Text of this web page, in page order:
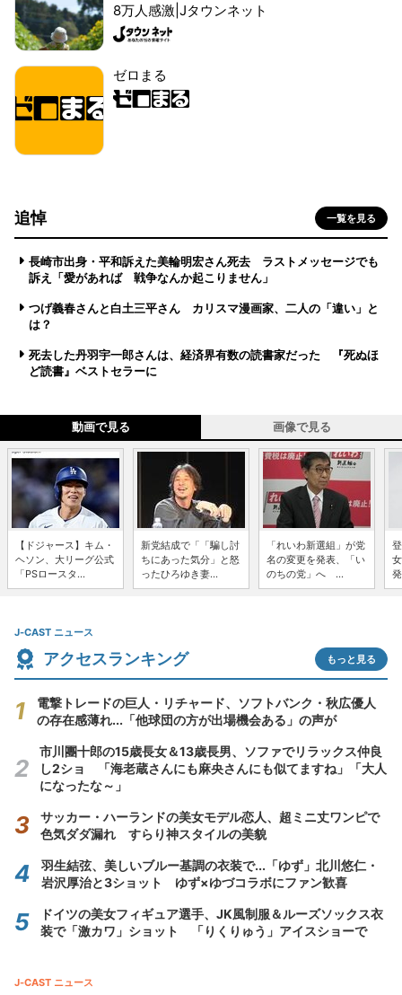
8万人感激|Jタウンネット
ゼロまる
追悼 一覧を見る
長崎市出身・平和訴えた美輪明宏さん死去 ラストメッセージでも
訴え「愛があれば 戦争なんか起こりません」
つげ義春さんと白土三平さん カリスマ漫画家、二人の「違い」と
は？
死去した丹羽宇一郎さんは、経済界有数の読書家だった 『死ぬほ
ど読書』ベストセラーに
動画で見る 画像で見る
【ドジャース】キム・
ヘソン、大リーグ公式
「PSロースタ...
新党結成で「「騙し討
ちにあった気分」と怒
ったひろゆき妻...
「れいわ新選組」が党
名の変更を発表、「い
のちの党」へ ...
J-CAST ニュース
アクセスランキング もっと見る
電撃トレードの巨人・リチャード、ソフトバンク・秋広優人
の存在感薄れ...「他球団の方が出場機会ある」の声が
市川團十郎の15歳長女＆13歳長男、ソファでリラックス仲良
し2ショ 「海老蔵さんにも麻央さんにも似てますね」「大人
になったな～」
サッカー・ハーランドの美女モデル恋人、超ミニ丈ワンピで
色気ダダ漏れ すらり神スタイルの美貌
羽生結弦、美しいブルー基調の衣装で...「ゆず」北川悠仁・
岩沢厚治と3ショット ゆず×ゆづコラボにファン歓喜
ドイツの美女フィギュア選手、JK風制服＆ルーズソックス衣
装で「激カワ」ショット 「りくりゅう」アイスショーで
J-CAST ニュース